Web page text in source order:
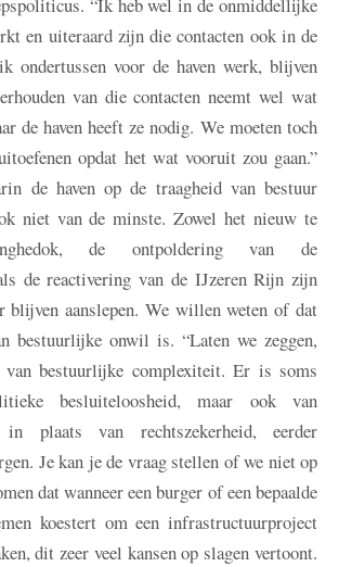
“Ik heb wel in de onmiddellijke
en uiteraard zijn die contacten ook in de
ondertussen voor de haven werk, blijven
van die contacten neemt wel wat
de haven heeft ze nodig. We moeten toch
opdat het wat vooruit zou gaan.”
de haven op de traagheid van bestuur
niet van de minste. Zowel het nieuw te
de ontpoldering van de
de reactivering van de IJzeren Rijn zijn
blijven aanslepen. We willen weten of dat
bestuurlijke onwil is. “Laten we zeggen,
van bestuurlijke complexiteit. Er is soms
besluiteloosheid, maar ook van
plaats van rechtszekerheid, eerder
Je kan je de vraag stellen of we niet op
dat wanneer een burger of een bepaalde
koestert om een infrastructuurproject
dit zeer veel kansen op slagen vertoont.